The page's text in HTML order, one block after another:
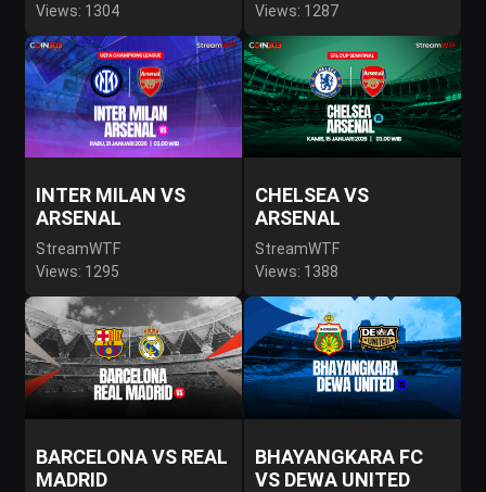
Views: 1304
Views: 1287
INTER MILAN VS
ARSENAL
StreamWTF
Views: 1295
CHELSEA VS
ARSENAL
StreamWTF
Views: 1388
BARCELONA VS REAL
MADRID
BHAYANGKARA FC
VS DEWA UNITED